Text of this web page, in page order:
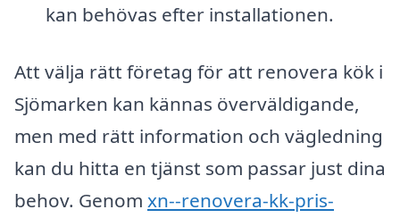
kan behövas efter installationen.
Att välja rätt företag för att renovera kök i
Sjömarken kan kännas överväldigande,
men med rätt information och vägledning
kan du hitta en tjänst som passar just dina
behov. Genom xn--renovera-kk-pris-